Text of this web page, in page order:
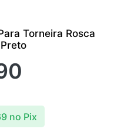
Torneira Rosca
no Pix